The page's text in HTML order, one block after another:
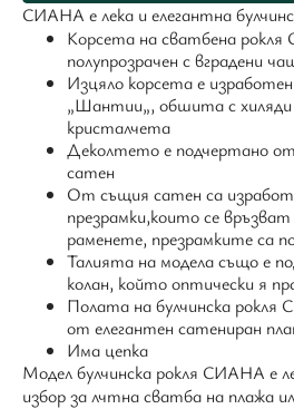
СИАНА е лека и елегантна
Корсета на сватбена
полупрозрачен с вградени
Изцяло корсета е
„Шантии„, обшита с хиляди
кристалчета
Деколтето е подчертано
сатен
От същия сатен са
презрамки,които се връзват
раменете, презрамките са
Талията на модела също е
колан, който оптически я
Полата на булчинска
от елегантен сатениран
Има цепка
Модел булчинска рокля СИАНА е
избор за лчтна сватба на плажа